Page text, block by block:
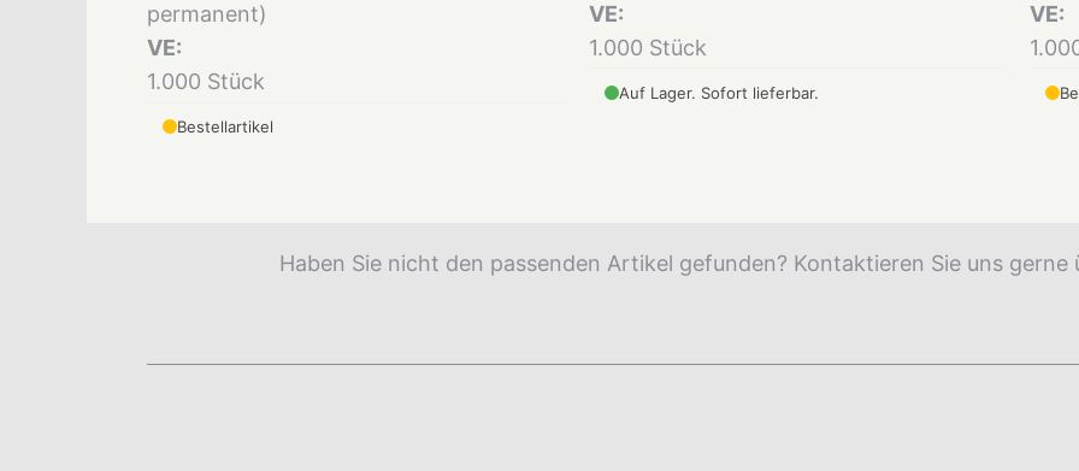
permanent)
VE:
1.000 Stück
Bestellartikel
VE:
1.000 Stück
Auf Lager. Sofort lieferbar.
VE:
Haben Sie nicht den passenden Artikel gefunden? Kontaktieren Sie uns gerne